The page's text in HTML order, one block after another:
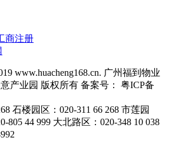
商注册
www.huacheng168.cn. 广州福到物业
产业园 版权所有 备案号： 粤ICP备
石楼园区：020-311 66 268 市莲园
805 44 999 大北路区：020-348 10 038